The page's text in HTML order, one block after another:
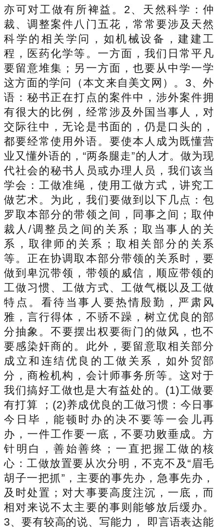
亦可对工做有所裨益。2、天然科学：仲
裁、调整案件八门五花，常常要涉及天然
科学的相关学问，如机械设备，建建工
程，医药化学等。一方面，我们日常平凡
要留意堆集；另一方面，也要从中学一学
这方面的学问（本文来自美文网）。3、外
语：秘书正在打点的案件中，涉外案件拥
有很大的比例，经常涉及外国当事人，对
交际往中，无论是书面的，仍是口头的，
都要经常使用外语。要使本人成为既懂营
业又懂外语的，“两条腿走”的人才。做为现
代社会的秘书人员或办理人员，我们该当
学会：工做准绳，使用工做方式，讲究工
做艺术。为此，我们要做到以下几点：包
罗取本部分的带领之间，同事之间；取仲
裁人/调整员之间的关系；取当事人的关
系，取律师的关系；取相关部分的关系
等。正在协调取本部分带领的关系时，要
做到卑沉带领，带领的威信，顺应带领的
工做习惯、工做方式、工做气概以及工做
特点。看待当事人要热情殷勤，严肃风
雅，言行得体，不骄不躁，树立优良的部
分抽象。不要摆出权要衙门的做风，也不
要感染奸商的。此外，要留意取相关部分
成立和连结优良的工做关系，如外贸部
分，商检机构，会计师事务所等。这对于
我们搞好工做也是大有益处的。(1)工做要
有打算 ；(2)养成优良的工做习惯：今日事
今日毕，能顿时办的决不要等一会儿再
办，一件工作要一底，不要功败垂成。方
针明白，善始善终；一直把握工做的核
心：工做放置要从次分明，不克不及“眉毛
胡子一把抓”，主要的事先办，急事先办，
及时处置；对大事要高度注沉，一底，而
相对来说不太主要的事则能够放后缓办。
3、要有较高的说、写能力， 即言语表达能